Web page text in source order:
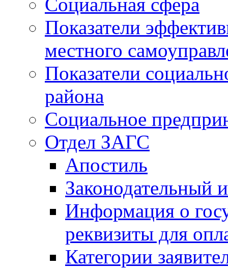
Показатели
местного
Показатели
района
Социальное
Отдел ЗАГС
Апостиль
Законодательный
Информация о
реквизиты для
Категории